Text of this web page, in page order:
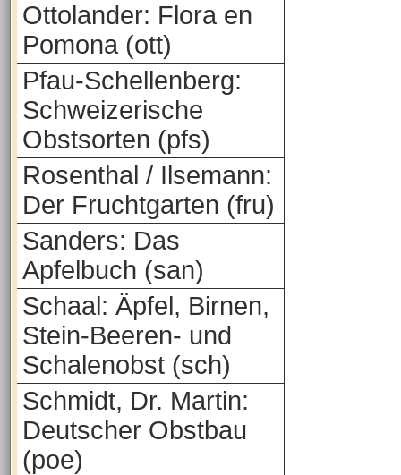
Ottolander: Flora en
Pomona (ott)
Pfau-Schellenberg:
Schweizerische
Obstsorten (pfs)
Rosenthal / Ilsemann:
Der Fruchtgarten (fru)
Sanders: Das
Apfelbuch (san)
Schaal: Äpfel, Birnen,
Stein-Beeren- und
Schalenobst (sch)
Schmidt, Dr. Martin:
Deutscher Obstbau
(poe)